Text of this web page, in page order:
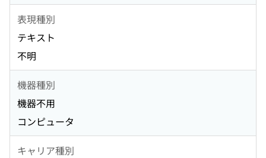
表現種別
テキスト
不明
機器種別
機器不用
コンピュータ
キャリア種別